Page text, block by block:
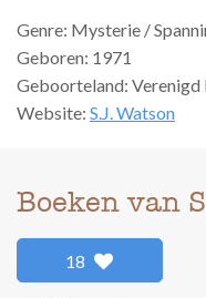
Genre: Mysterie /
Geboren: 1971
Geboorteland:
Website: S.J. Watson
Boeken van
18